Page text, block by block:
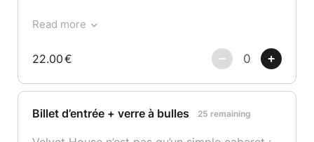
Nos spectacles débutent à 21h précises et se
pauses pour savourer l’instant et rencontrer
les artistes. Chaque week-end, nous vous
quatre artistes différents, entre drags,
transformistes, magiciens,..
Read more
22.00€
Billet d’entrée + verre à bulles 25 remaining